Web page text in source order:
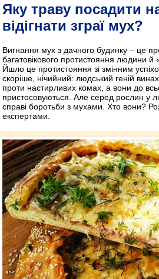
Яку траву посадити
відігнати зграї мух?
Вигнання мух з дачного будинку – це
багатовікового протистояння людини й
Йшло це протистояння зі змінним
скоріше, нічийний: людський геній
проти настирливих комах, а вони до
пристосовуються. Але серед рослин у
справі боротьби з мухами. Хто вони?
експертами.